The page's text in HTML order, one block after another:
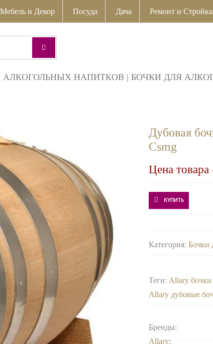
Мебель и Декор Посуда Дача Ремонт и Стройка
АЛКОГОЛЬНЫХ НАПИТКОВ |БОЧКИ ДЛЯ
Дубовая
Csmg
Цена товара
КУПИТЬ
Категория:Бочки
Теги: Allary бочки
Allary дубовые
Бренды:
Allary